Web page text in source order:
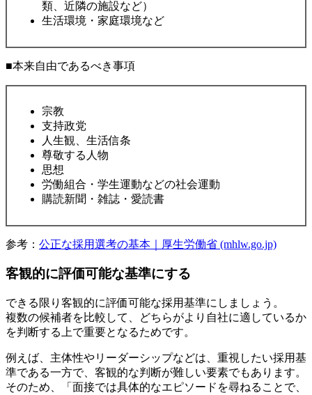
類、近隣の施設など）
生活環境・家庭環境など
■本来自由であるべき事項
宗教
支持政党
人生観、生活信条
尊敬する人物
思想
労働組合・学生運動などの社会運動
購読新聞・雑誌・愛読書
参考： 公正な採用選考の基本｜厚生労働省 (mhlw.go.jp)
客観的に評価可能な基準にする
できる限り客観的に評価可能な採用基準にしましょう。
複数の候補者を比較して、どちらがより自社に適しているか
を判断する上で重要となるためです。
例えば、主体性やリーダーシップなどは、重視したい採用基
準である一方で、客観的な判断が難しい要素でもあります。
そのため、「面接では具体的なエピソードを尋ねることで、